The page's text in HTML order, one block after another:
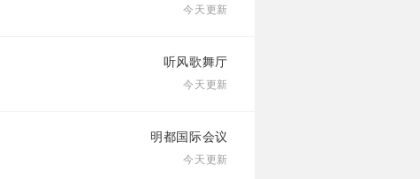
今天更新
听风歌舞厅
今天更新
明都国际会议
今天更新